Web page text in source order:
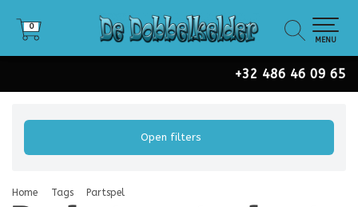
+32 486 46 09 65
0
0
MENU
Open filters
Home Tags Partspel